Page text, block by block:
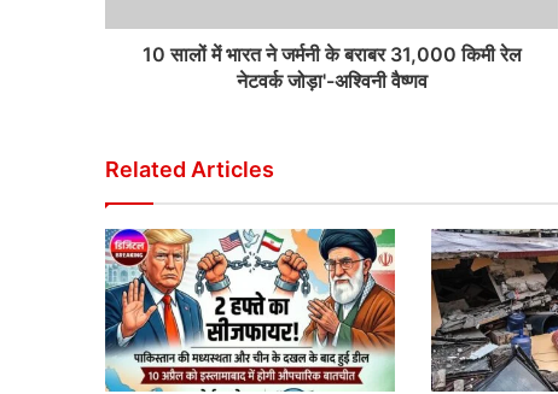
10 सालों में भारत ने जर्मनी के बराबर 31,000 किमी रेल
नेटवर्क जोड़ा'-अश्विनी वैष्णव
Related Articles